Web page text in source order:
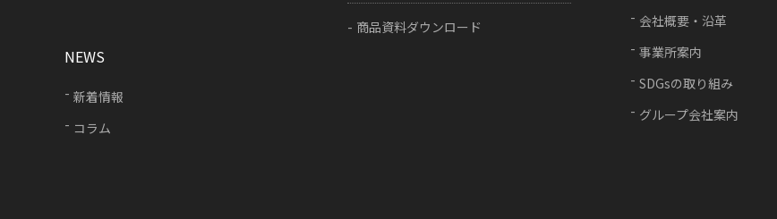
商品資料ダウンロード
会社概要・沿革
事業所案内
SDGsの取り組み
グループ会社案内
NEWS
新着情報
コラム